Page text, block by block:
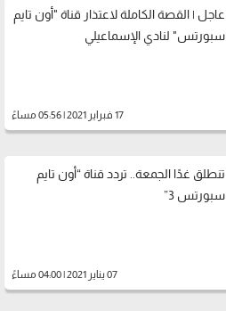
عاجل | القصة الكاملة لاعتذار قناة "أون تايم
سبورتس" لنادي الإسماعيلي
17 فبراير 2021 | 05:56 مساءً
تنطلق غدًا الجمعة.. تردد قناة “أون تايم
سبورتس 3”
07 يناير 2021 | 04:00 مساءً